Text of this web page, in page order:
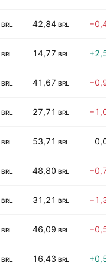
BRL 42,84 BRL
BRL 14,77 BRL
BRL 41,67 BRL
BRL 27,71 BRL
BRL 53,71 BRL
BRL 48,80 BRL
BRL 31,21 BRL
BRL 46,09 BRL
BRL 16,43 BRL